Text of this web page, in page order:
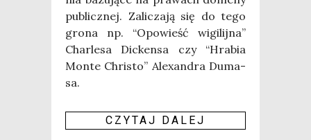
publicz­nej. Zali­cza­ją się do tego
gro­na np. “Opo­wieść wigi­lij­na”
Char­le­sa Dic­ken­sa czy “Hra­bia
Mon­te Chri­sto” Ale­xan­dra Duma­
sa.
CZY­TAJ DALEJ